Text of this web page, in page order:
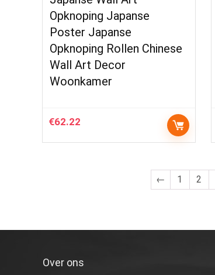
Opknoping Japanse
Poster Japanse
Opknoping Rollen Chinese
Wall Art Decor
Woonkamer
€62.22
← 1 2
Over ons